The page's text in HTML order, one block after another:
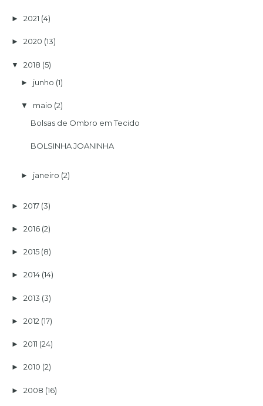
►2021 (4)
►2020 (13)
▼ 2018 (5)
► junho (1)
▼ maio (2)
Bolsas de Ombro em Tecido
BOLSINHA JOANINHA
► janeiro (2)
►2017 (3)
►2016 (2)
►2015 (8)
►2014 (14)
►2013 (3)
►2012 (17)
►2011 (24)
►2010 (2)
►2008 (16)